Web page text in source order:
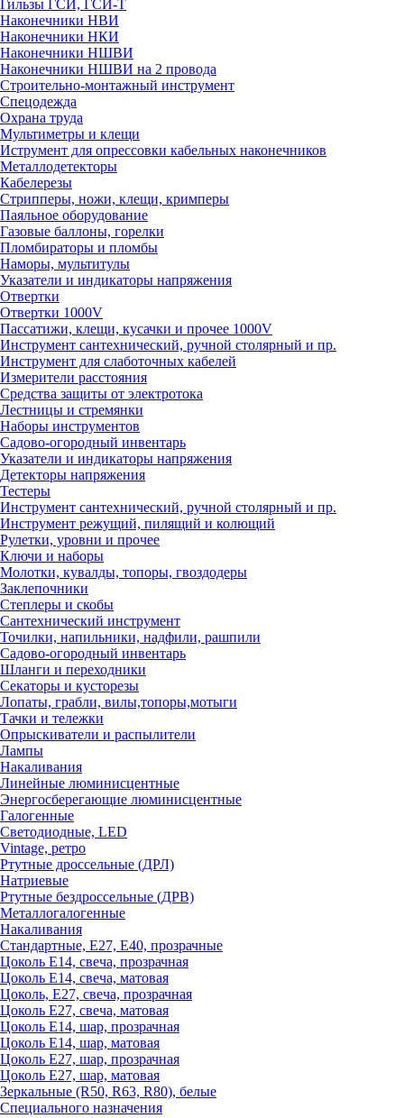
Гильзы ГСИ, ГСИ-Т
Наконечники НВИ
Наконечники НКИ
Наконечники НШВИ
Наконечники НШВИ на 2 провода
Строительно-монтажный инструмент
Спецодежда
Охрана труда
Мультиметры и клещи
Иструмент для опрессовки кабельных наконечников
Металлодетекторы
Кабелерезы
Стрипперы, ножи, клещи, кримперы
Паяльное оборудование
Газовые баллоны, горелки
Пломбираторы и пломбы
Наморы, мультитулы
Указатели и индикаторы напряжения
Отвертки
Отвертки 1000V
Пассатижи, клещи, кусачки и прочее 1000V
Инструмент сантехнический, ручной столярный и пр.
Инструмент для слаботочных кабелей
Измерители расстояния
Средства защиты от электротока
Лестницы и стремянки
Наборы инструментов
Садово-огородный инвентарь
Указатели и индикаторы напряжения
Детекторы напряжения
Тестеры
Инструмент сантехнический, ручной столярный и пр.
Инструмент режущий, пилящий и колющий
Рулетки, уровни и прочее
Ключи и наборы
Молотки, кувалды, топоры, гвоздодеры
Заклепочники
Степлеры и скобы
Сантехнический инструмент
Точилки, напильники, надфили, рашпили
Садово-огородный инвентарь
Шланги и переходники
Секаторы и кусторезы
Лопаты, грабли, вилы,топоры,мотыги
Тачки и тележки
Опрыскиватели и распылители
Лампы
Накаливания
Линейные люминисцентные
Энергосберегающие люминисцентные
Галогенные
Светодиодные, LED
Vintage, ретро
Ртутные дроссельные (ДРЛ)
Натриевые
Ртутные бездроссельные (ДРВ)
Металлогалогенные
Накаливания
Стандартные, Е27, Е40, прозрачные
Цоколь Е14, свеча, прозрачная
Цоколь Е14, свеча, матовая
Цоколь, Е27, свеча, прозрачная
Цоколь Е27, свеча, матовая
Цоколь Е14, шар, прозрачная
Цоколь Е14, шар, матовая
Цоколь Е27, шар, прозрачная
Цоколь Е27, шар, матовая
Зеркальные (R50, R63, R80), белые
Специального назначения